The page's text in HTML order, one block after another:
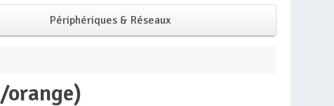
Périphériques & Réseaux
orange)